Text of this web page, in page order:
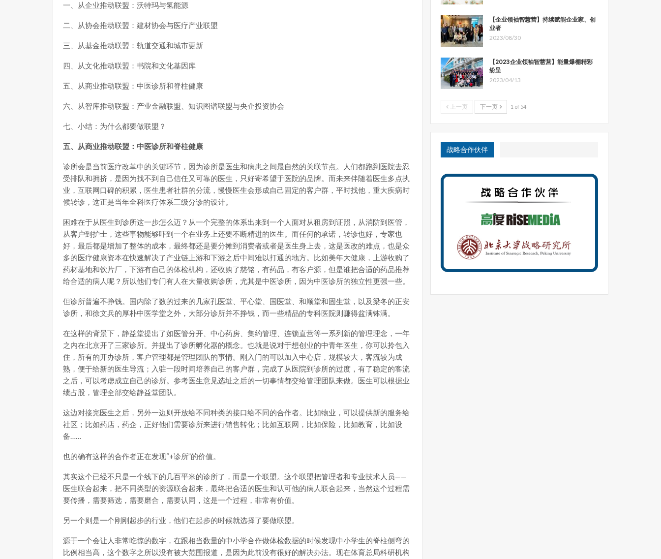
一、从企业推动联盟：沃特玛与氢能源
二、从协会推动联盟：建材协会与医疗产业联盟
三、从基金推动联盟：轨道交通和城市更新
四、从文化推动联盟：书院和文化基因库
五、从商业推动联盟：中医诊所和脊柱健康
六、从智库推动联盟：产业金融联盟、知识图谱联盟与央企投资协会
七、小结：为什么都要做联盟？
五、从商业推动联盟：中医诊所和脊柱健康
诊所会是当前医疗改革中的关键环节，因为诊所是医生和病患之间最自然的关联节点。人们都跑到医院去忍
受排队和拥挤，是因为找不到自己信任又可靠的医生，只好寄希望于医院的品牌。而未来伴随着医生多点执
业，互联网口碑的积累，医生患者社群的分流，慢慢医生会形成自己固定的客户群，平时找他，重大疾病时
候转诊，这正是当年全科医疗体系三级分诊的设计。
困难在于从医生到诊所这一步怎么迈？从一个完整的体系出来到一个人面对从租房到证照，从消防到医管，
从客户到护士，这些事物能够吓到一个在业务上还要不断精进的医生。而任何的承诺，转诊也好，专家也
好，最后都是增加了整体的成本，最终都还是要分摊到消费者或者是医生身上去，这是医改的难点，也是众
多的医疗健康资本在快速解决了产业链上游和下游之后中间难以打通的地方。比如美年大健康，上游收购了
药材基地和饮片厂，下游有自己的体检机构，还收购了慈铭，有药品，有客户源，但是谁把合适的药品推荐
给合适的病人呢？所以他们专门有人在大量收购诊所，尤其是中医诊所，因为中医诊所的独立性更强一些。
但诊所普遍不挣钱。国内除了数的过来的几家孔医堂、平心堂、国医堂、和顺堂和固生堂，以及梁冬的正安
诊所，和徐文兵的厚朴中医学堂之外，大部分诊所并不挣钱，而一些精品的专科医院则赚得盆满钵满。
在这样的背景下，静益堂提出了如医管分开、中心药房、集约管理、连锁直营等一系列新的管理理念，一年
之内在北京开了三家诊所。并提出了诊所孵化器的概念。也就是说对于想创业的中青年医生，你可以拎包入
住，所有的开办诊所，客户管理都是管理团队的事情。刚入门的可以加入中心店，规模较大，客流较为成
熟，便于给新的医生导流；入驻一段时间培养自己的客户群，完成了从医院到诊所的过度，有了稳定的客流
之后，可以考虑成立自己的诊所。参考医生意见选址之后的一切事情都交给管理团队来做。医生可以根据业
绩占股，管理全部交给静益堂团队。
这边对接完医生之后，另外一边则开放给不同种类的接口给不同的合作者。比如物业，可以提供新的服务给
社区；比如药店，药企，正好他们需要诊所来进行销售转化；比如互联网，比如保险，比如教育，比如设
备……
也的确有这样的合作者正在发现“+诊所”的价值。
其实这个已经不只是一个线下的几百平米的诊所了，而是一个联盟。这个联盟把管理者和专业技术人员——
医生联合起来，把不同类型的资源联合起来，最终把合适的医生和认可他的病人联合起来，当然这个过程需
要传播，需要筛选，需要磨合，需要认同，这是一个过程，非常有价值。
另一个则是一个刚刚起步的行业，他们在起步的时候就选择了要做联盟。
源于一个会让人非常吃惊的数字，在跟相当数量的中小学合作做体检数据的时候发现中小学生的脊柱侧弯的
比例相当高，这个数字之所以没有被大范围报道，是因为此前没有很好的解决办法。现在体育总局科研机构
【企业领袖智慧营】持续赋能企业家、创
业者
2023/08/30
【2023企业领袖智慧营】能量爆棚精彩
纷呈
2023/04/13
上一页 下一页 1 of 54
战略合作伙伴